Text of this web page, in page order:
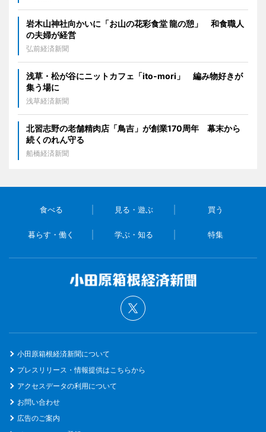
岩木山神社向かいに「お山の花彩食堂 龍の憩」 和食職人
の夫婦が経営
弘前経済新聞
浅草・松が谷にニットカフェ「ito-mori」 編み物好きが
集う場に
浅草経済新聞
北習志野の老舗精肉店「鳥吉」が創業170周年 幕末から
続くのれん守る
船橋経済新聞
食べる 見る・遊ぶ 買う
暮らす・働く 学ぶ・知る 特集
小田原箱根経済新聞について
プレスリリース・情報提供はこちらから
アクセスデータの利用について
お問い合わせ
広告のご案内